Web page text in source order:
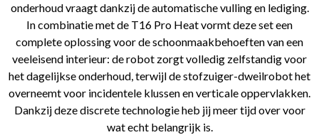
onderhoud vraagt dankzij de automatische vulling en lediging.
In combinatie met de T16 Pro Heat vormt deze set een
complete oplossing voor de schoonmaakbehoeften van een
veeleisend interieur: de robot zorgt volledig zelfstandig voor
het dagelijkse onderhoud, terwijl de stofzuiger-dweilrobot het
overneemt voor incidentele klussen en verticale oppervlakken.
Dankzij deze discrete technologie heb jij meer tijd over voor
wat echt belangrijk is.